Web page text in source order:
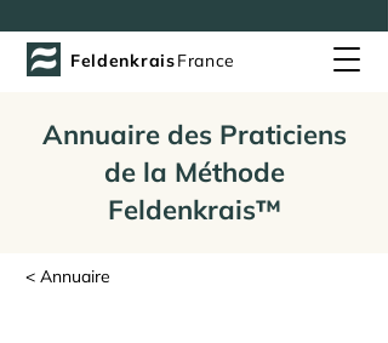
FeldenkraisFrance
Annuaire des Praticiens
de la Méthode
Feldenkrais™
< Annuaire